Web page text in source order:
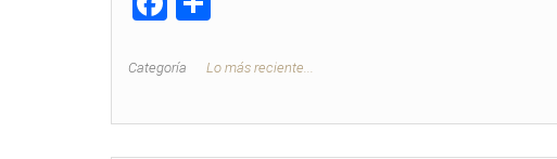
ce
m
Categoría Lo más reciente...